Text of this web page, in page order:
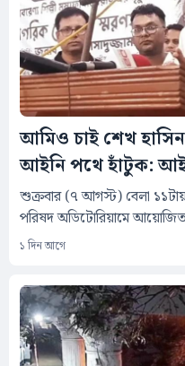
আমিও চাই শেখ
আইনি পথে হাঁটুক:
শুক্রবার (৭ আগস্ট) বেলা
পরিষদ অডিটোরিয়ামে
১ দিন আগে